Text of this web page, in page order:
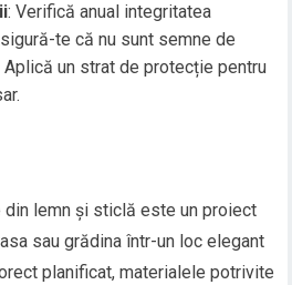
: Verifică anual integritatea
te că nu sunt semne de
un strat de protecție pentru
din lemn și sticlă este un proiect
sau grădina într-un loc elegant
planificat, materialele potrivite